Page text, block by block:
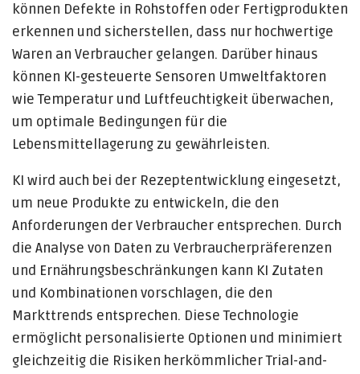
können Defekte in Rohstoffen oder Fertigprodukten
erkennen und sicherstellen, dass nur hochwertige
Waren an Verbraucher gelangen. Darüber hinaus
können KI-gesteuerte Sensoren Umweltfaktoren
wie Temperatur und Luftfeuchtigkeit überwachen,
um optimale Bedingungen für die
Lebensmittellagerung zu gewährleisten.
KI wird auch bei der Rezeptentwicklung eingesetzt,
um neue Produkte zu entwickeln, die den
Anforderungen der Verbraucher entsprechen. Durch
die Analyse von Daten zu Verbraucherpräferenzen
und Ernährungsbeschränkungen kann KI Zutaten
und Kombinationen vorschlagen, die den
Markttrends entsprechen. Diese Technologie
ermöglicht personalisierte Optionen und minimiert
gleichzeitig die Risiken herkömmlicher Trial-and-